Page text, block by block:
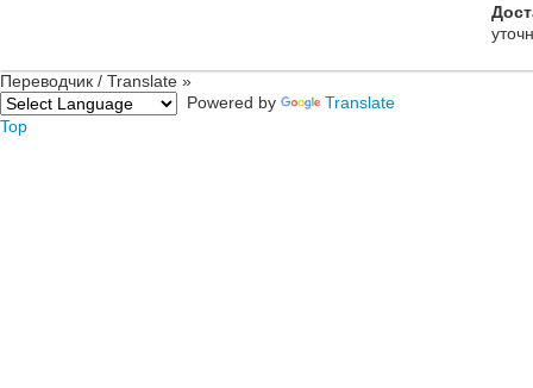
Переводчик / Translate »
Powered by
Translate
Top